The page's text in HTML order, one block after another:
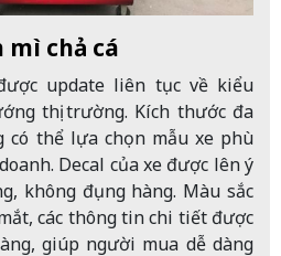
mì chả cá
update liên tục về kiểu
thị trường. Kích thước đa
có thể lựa chọn mẫu xe phù
Decal của xe được lên ý
không đụng hàng. Màu sắc
các thông tin chi tiết được
giúp người mua dễ dàng